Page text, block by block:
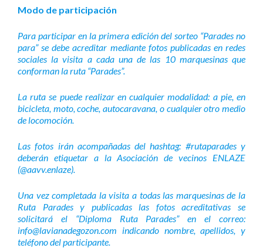
Modo de participación
Para participar en la primera edición del sorteo “Parades no
para” se debe acreditar mediante fotos publicadas en redes
sociales la visita a cada una de las 10 marquesinas que
conforman la ruta “Parades”.
La ruta se puede realizar en cualquier modalidad: a pie, en
bicicleta, moto, coche, autocaravana, o cualquier otro medio
de locomoción.
Las fotos irán acompañadas del hashtag: #rutaparades y
deberán etiquetar a la Asociación de vecinos ENLAZE
(@aavv.enlaze).
Una vez completada la visita a todas las marquesinas de la
Ruta Parades y publicadas las fotos acreditativas se
solicitará el “Diploma Ruta Parades” en el correo:
info@lavianadegozon.com indicando nombre, apellidos, y
teléfono del participante.